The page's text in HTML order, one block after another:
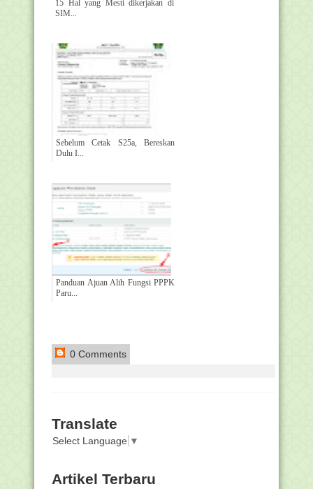
15 Hal yang Mesti dikerjakan di
SIM...
Sebelum Cetak S25a, Bereskan
Dulu I...
Panduan Ajuan Alih Fungsi PPPK
Paru...
0 Comments
Translate
Select Language ▼
Artikel Terbaru